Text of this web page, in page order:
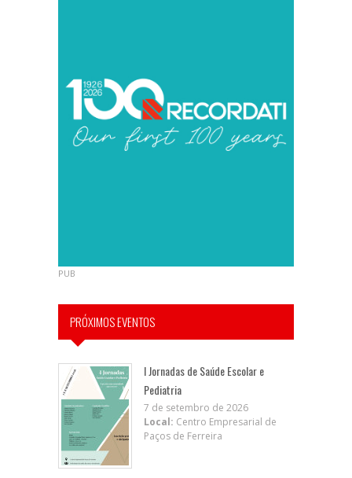
PUB
PRÓXIMOS EVENTOS
I Jornadas de Saúde Escolar e
Pediatria
7 de setembro de 2026
Local: Centro Empresarial de
Paços de Ferreira